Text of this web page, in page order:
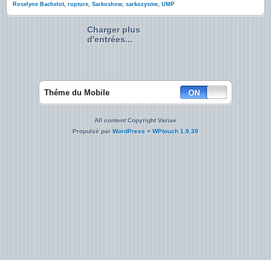
Roselyne Bachelot, rupture, Sarkoshow, sarkozysme, UMP
Charger plus
d'entrées...
Théme du Mobile
All content Copyright Variae
Propulsé parWordPress + WPtouch 1.9.39